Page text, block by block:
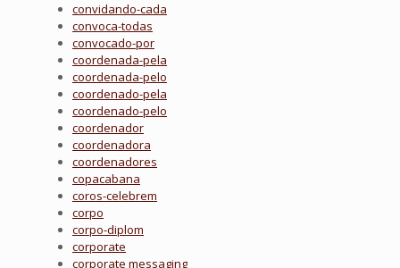
convidando-cada
convoca-todas
convocado-por
coordenada-pela
coordenada-pelo
coordenado-pela
coordenado-pelo
coordenador
coordenadora
coordenadores
copacabana
coros-celebrem
corpo
corpo-diplom
corporate
corporate messaging